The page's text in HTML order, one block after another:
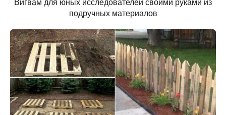
Вигвам для юных исследователей своими руками из
подручных материалов